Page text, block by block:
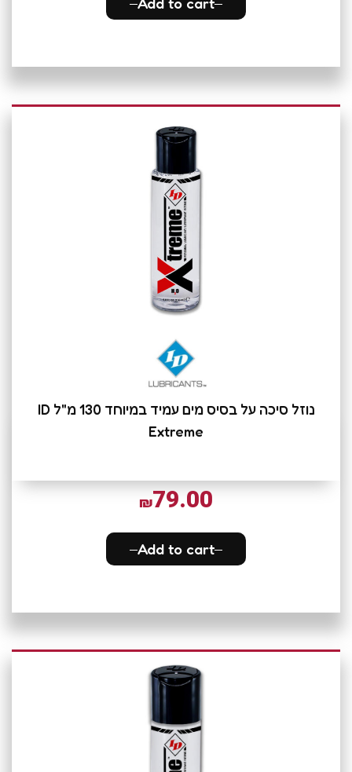
נוזל סיכה על בסיס מים עמיד במיוחד 130 מ"ל ID
Extreme
₪79.00
Add to cart